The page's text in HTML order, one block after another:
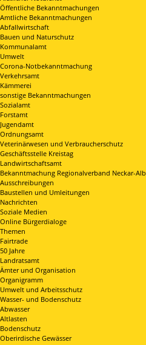
Öffentliche Bekanntmachungen
Amtliche Bekanntmachungen
Abfallwirtschaft
Bauen und Naturschutz
Kommunalamt
Umwelt
Corona-Notbekanntmachung
Verkehrsamt
Kämmerei
sonstige Bekanntmachungen
Sozialamt
Forstamt
Jugendamt
Ordnungsamt
Veterinärwesen und Verbraucherschutz
Geschäftsstelle Kreistag
Landwirtschaftsamt
Bekanntmachung Regionalverband Neckar-Alb
Ausschreibungen
Baustellen und Umleitungen
Nachrichten
Soziale Medien
Online Bürgerdialoge
Themen
Fairtrade
50 Jahre
Landratsamt
Ämter und Organisation
Organigramm
Umwelt und Arbeitsschutz
Wasser- und Bodenschutz
Abwasser
Altlasten
Bodenschutz
Oberirdische Gewässer